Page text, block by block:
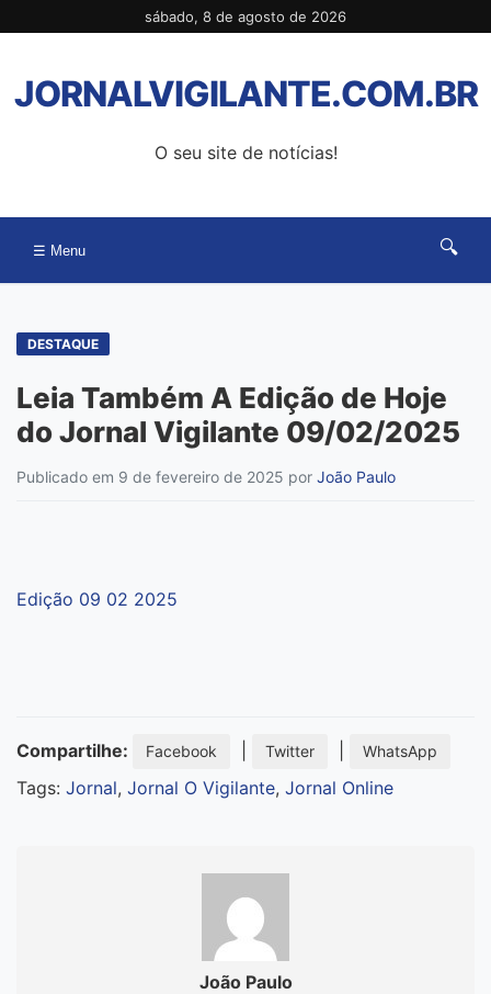
para
conteúdo
sábado, 8 de agosto de 2026
JORNALVIGILANTE.COM.BR
O seu site de notícias!
☰ Menu 🔍
DESTAQUE
Leia Também A Edição de Hoje
do Jornal Vigilante 09/02/2025
Publicado em 9 de fevereiro de 2025 por João Paulo
Edição 09 02 2025
Compartilhe: Facebook Twitter WhatsApp
Tags: Jornal, Jornal O Vigilante, Jornal Online
João Paulo